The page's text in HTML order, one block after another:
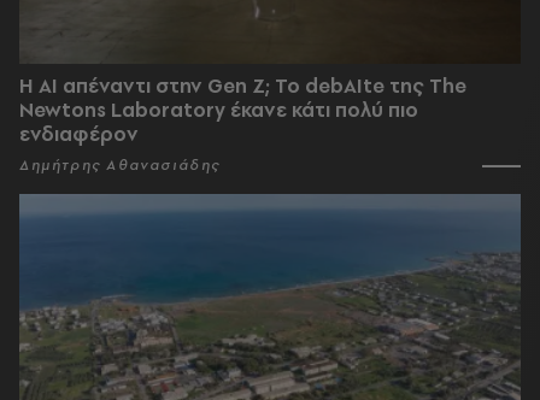
Η AI απέναντι στην Gen Z; Το debAIte της The
Newtons Laboratory έκανε κάτι πολύ πιο
ενδιαφέρον
Δημήτρης Αθανασιάδης